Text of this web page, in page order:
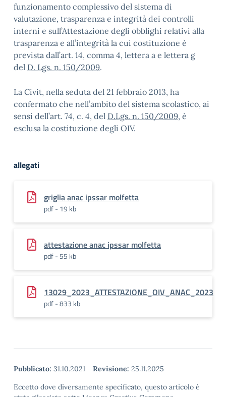
funzionamento complessivo del sistema di
valutazione, trasparenza e integrità dei controlli
interni e sull’Attestazione degli obblighi relativi alla
trasparenza e all’integrità la cui costituzione è
prevista dall’art. 14, comma 4, lettera a e lettera g
del D. Lgs. n. 150/2009.
La Civit, nella seduta del 21 febbraio 2013, ha
confermato che nell’ambito del sistema scolastico, ai
sensi dell’art. 74, c. 4, del D.Lgs. n. 150/2009, è
esclusa la costituzione degli OIV.
allegati
griglia anac ipssar molfetta
pdf - 19 kb
attestazione anac ipssar molfetta
pdf - 55 kb
13029_2023_ATTESTAZIONE_OIV_ANAC_2023
pdf - 833 kb
Pubblicato: 31.10.2021 - Revisione: 25.11.2025
Eccetto dove diversamente specificato, questo articolo è